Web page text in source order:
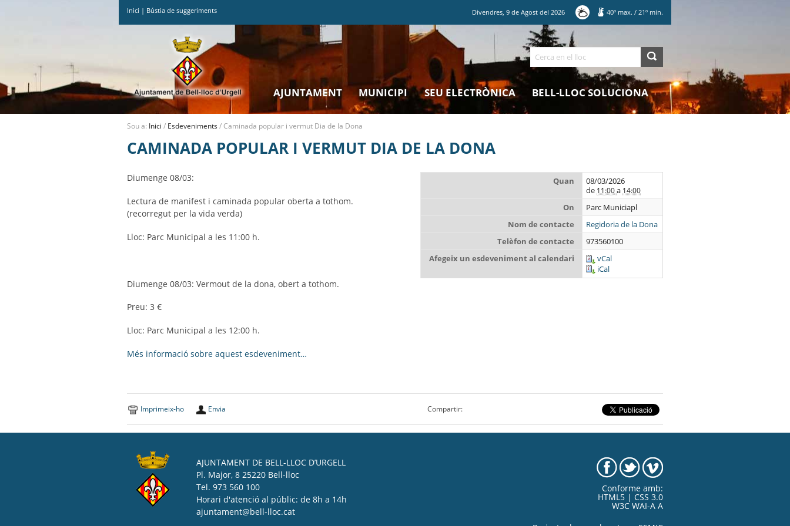
Inici | Bústia de suggeriments Divendres,9 deAgost del2026 40º max. / 21º min.
Cerca
AJUNTAMENT MUNICIPI SEU ELECTRÒNICA BELL-LLOC SOLUCIONA
Sou a: Inici / Esdeveniments/Caminada popular i vermut Dia de la Dona
CAMINADA POPULAR I VERMUT DIA DE LA DONA
Diumenge 08/03:
Lectura de manifest i caminada popular oberta a tothom.
(recorregut per la vida verda)
Lloc: Parc Municipal a les 11:00 h.
Diumenge 08/03: Vermout de la dona, obert a tothom.
Preu: 3 €
Lloc: Parc Municipal a les 12:00 h.
Més informació sobre aquest esdeveniment…
Quan
08/03/2026
de 11:00 a 14:00
On
Parc Municiapl
Nom de contacte
Regidoria de la Dona
Telèfon de contacte
973560100
Afegeix un esdeveniment al calendari
vCal
iCal
Imprimeix-ho Envia Compartir:
AJUNTAMENT DE BELL-LLOC D’URGELL
Pl. Major, 8 25220 Bell-lloc
Tel. 973 560 100
Horari d'atenció al públic: de 8h a 14h
ajuntament@bell-lloc.cat
Conforme amb:
HTML5 | CSS 3.0
W3C WAI-A A